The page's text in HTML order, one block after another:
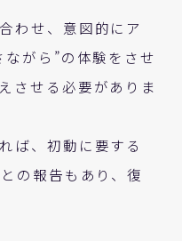
わせ、意図的にア
がら”の体験をさせ
させる必要がありま
ば、初動に要する
の報告もあり、復